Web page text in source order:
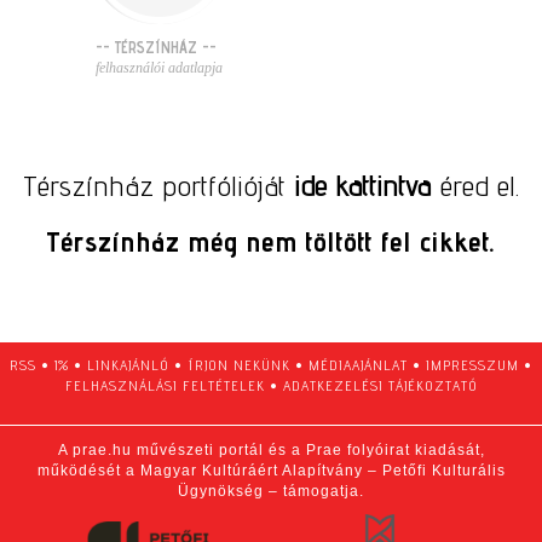
-- TÉRSZÍNHÁZ --
felhasználói adatlapja
Térszínház portfólióját ide kattintvaéred el.
Térszínház még nem töltött fel cikket.
RSS • 1% • LINKAJÁNLÓ • ÍRJON NEKÜNK • MÉDIAAJÁNLAT • IMPRESSZUM •
FELHASZNÁLÁSI FELTÉTELEK • ADATKEZELÉSI TÁJÉKOZTATÓ
A prae.hu művészeti portál és a Prae folyóirat kiadását,
működését a Magyar Kultúráért Alapítvány – Petőfi Kulturális
Ügynökség – támogatja.